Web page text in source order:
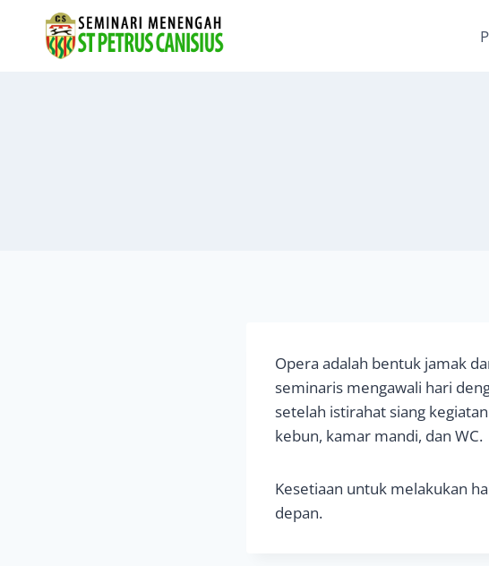
content
Opera adalah bentuk jamak
seminaris mengawali hari
setelah istirahat siang
kebun, kamar mandi, dan WC.
Kesetiaan untuk melakukan
depan.